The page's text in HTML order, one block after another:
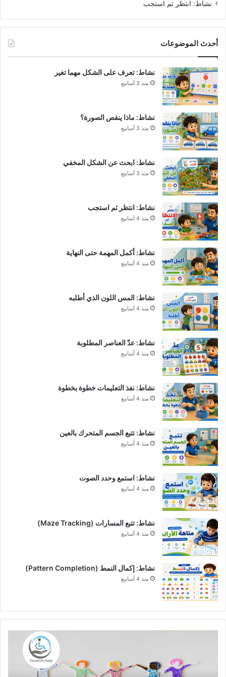
نشاط: انتظر ثم استجب
أحدث الموضوعات
نشاط: تعرف على الشكل مهما تغير
منذ 3 أسابيع
نشاط: ماذا ينقص الصورة؟
منذ 3 أسابيع
نشاط: ابحث عن الشكل المخفي
منذ 3 أسابيع
نشاط: انتظر ثم استجب
منذ 4 أسابيع
نشاط: أكمل المهمة حتى النهاية
منذ 4 أسابيع
نشاط: المس اللون الذي أطلبه
منذ 4 أسابيع
نشاط: عدّ العناصر المطلوبة
منذ 4 أسابيع
نشاط: نفذ التعليمات خطوة بخطوة
منذ 4 أسابيع
نشاط: تتبع الجسم المتحرك بالعين
منذ 4 أسابيع
نشاط: استمع وحدد الصوت
منذ 4 أسابيع
نشاط: تتبع المسارات (Maze Tracking)
منذ 4 أسابيع
نشاط: إكمال النمط (Pattern Completion)
منذ 4 أسابيع